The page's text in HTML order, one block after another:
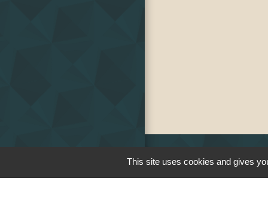
Liens
This site uses cookies and gives